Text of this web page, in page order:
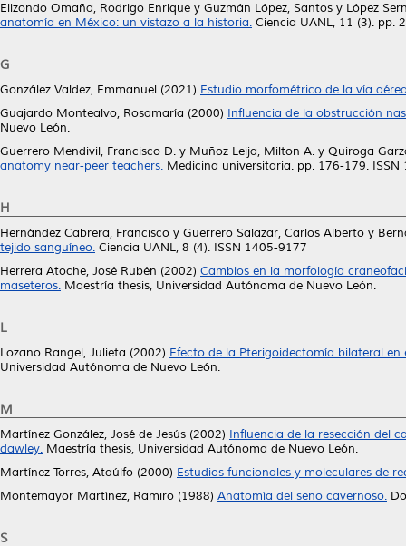
Elizondo Omaña, Rodrigo Enrique y Guzmán López, Santos y López
anatomía en México: un vistazo a la historia. Ciencia UANL, 11 (3). pp.
G
González Valdez, Emmanuel (2021) Estudio morfométrico de la vía
Guajardo Montealvo, Rosamaría (2000) Influencia de la obstrucción
Nuevo León.
Guerrero Mendivil, Francisco D. y Muñoz Leija, Milton A. y Quiroga
anatomy near-peer teachers. Medicina universitaria. pp. 176-179. ISSN
H
Hernández Cabrera, Francisco y Guerrero Salazar, Carlos Alberto y
tejido sanguíneo. Ciencia UANL, 8 (4). ISSN 1405-9177
Herrera Atoche, José Rubén (2002) Cambios en la morfología
maseteros. Maestría thesis, Universidad Autónoma de Nuevo León.
L
Lozano Rangel, Julieta (2002) Efecto de la Pterigoidectomía bilateral
Universidad Autónoma de Nuevo León.
M
Martínez González, José de Jesús (2002) Influencia de la resección del
dawley. Maestría thesis, Universidad Autónoma de Nuevo León.
Martínez Torres, Ataúlfo (2000) Estudios funcionales y moleculares de
Montemayor Martínez, Ramiro (1988) Anatomía del seno cavernoso.
S